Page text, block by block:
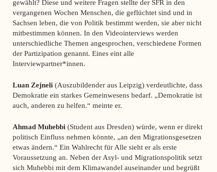
gewählt? Diese und weitere Fragen stellte der SFR in den
vergangenen Wochen Menschen, die geflüchtet sind und in
Sachsen leben, die von Politik bestimmt werden, sie aber nicht
mitbestimmen können. In den Videointerviews werden
unterschiedliche Themen angesprochen, verschiedene Formen
der Partizipation genannt. Eines eint alle
Interviewpartner*innen.
Luan Zejneli (Auszubildender aus Leipzig) verdeutlichte, dass
Demokratie ein starkes Gemeinwesens bedarf. „Demokratie ist
auch, anderen zu helfen.“ meinte er.
Ahmad Muhebbi (Student aus Dresden) würde, wenn er direkt
politisch Einfluss nehmen könnte, „an den Migrationsgesetzen
etwas ändern.“ Ein Wahlrecht für Alle sieht er als erste
Voraussetzung an. Neben der Asyl- und Migrationspolitik setzt
sich Muhebbi mit dem Klimawandel auseinander und begrüßt